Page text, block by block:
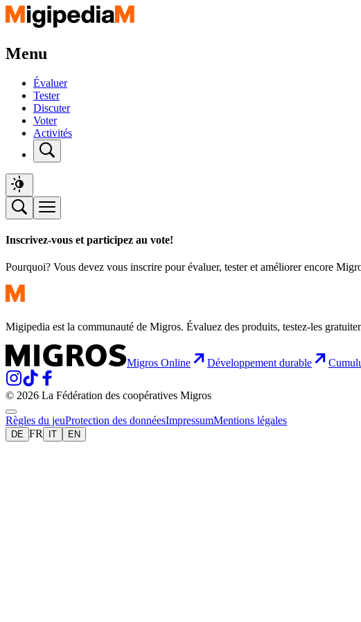
Menu
Évaluer
Tester
Discuter
Voter
Activités
Inscrivez-vous et participez au vote!
Pourquoi? Vous devez vous inscrire pour évaluer, tester et améliorer encore
Migipedia est la communauté de Migros. Évaluez des produits, testez-les
Migros Online Développement durable
© 2026 La Fédération des coopératives Migros
Règles du jeuProtection des donnéesImpressumMentions légales
DE FR IT EN